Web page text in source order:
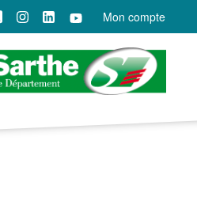
Mon compte